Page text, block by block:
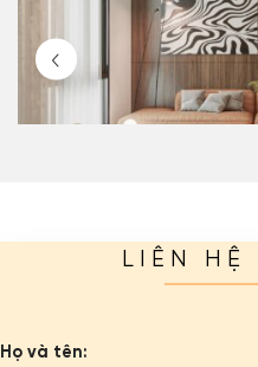
LIÊN HỆ
Họ và tên: